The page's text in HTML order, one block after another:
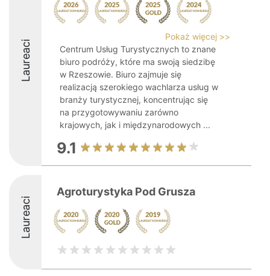
Laureaci
Pokaż więcej >>
Centrum Usług Turystycznych to znane
biuro podróży, które ma swoją siedzibę
w Rzeszowie. Biuro zajmuje się
realizacją szerokiego wachlarza usług w
branży turystycznej, koncentrując się
na przygotowywaniu zarówno
krajowych, jak i międzynarodowych ...
9.1
Laureaci
Agroturystyka Pod Grusza